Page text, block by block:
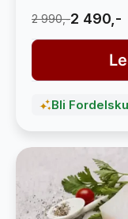
2 990,-2 490,-
Bli